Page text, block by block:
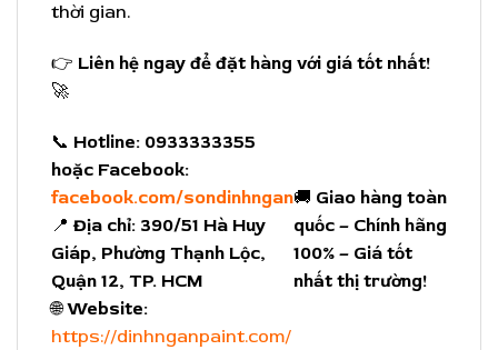
thời gian.
👉 Liên hệ ngay để đặt hàng với giá tốt nhất!
🚀
📞 Hotline: 0933333355
hoặc Facebook:
facebook.com/sondinhngan
📍Địa chỉ: 390/51 Hà Huy
Giáp, Phường Thạnh Lộc,
Quận 12, TP. HCM
🌐Website:
https://dinhnganpaint.com/
🚚 Giao hàng toàn
quốc – Chính hãng
100% – Giá tốt
nhất thị trường!